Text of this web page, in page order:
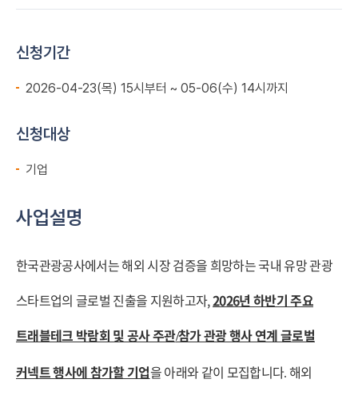
신청기간
2026-04-23(목) 15시부터 ~ 05-06(수) 14시까지
신청대상
기업
사업설명
한국관광공사에서는 해외 시장 검증을 희망하는 국내 유망 관광
스타트업의 글로벌 진출을 지원하고자,2026년 하반기주요
트래블테크 박람회 및 공사 주관/참가 관광 행사 연계 글로벌
커넥트 행사에 참가할 기업을 아래와 같이 모집합니다.해외